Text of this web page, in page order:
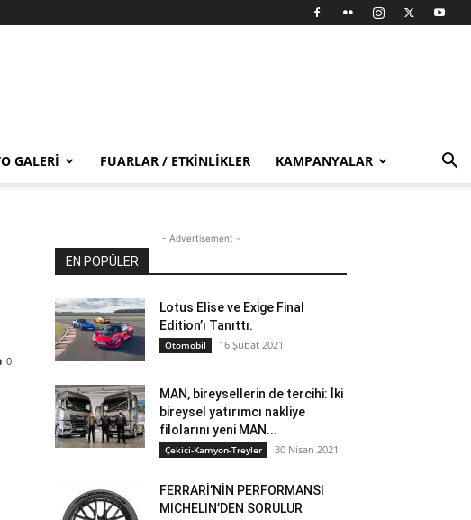
GALERI FUARLAR / ETKINLIKLER KAMPANYALAR
0
- Advertisement -
EN POPÜLER
Lotus Elise ve Exige Final
Edition’ı Tanıttı.
Otomobil 16 Şubat 2021
MAN, bireysellerin de tercihi: İki
bireysel yatırımcı nakliye
filolarını yeni MAN...
Çekici-Kamyon-Treyler 30 Nisan 2021
FERRARİ’NİN PERFORMANSI
MICHELIN’DEN SORULUR